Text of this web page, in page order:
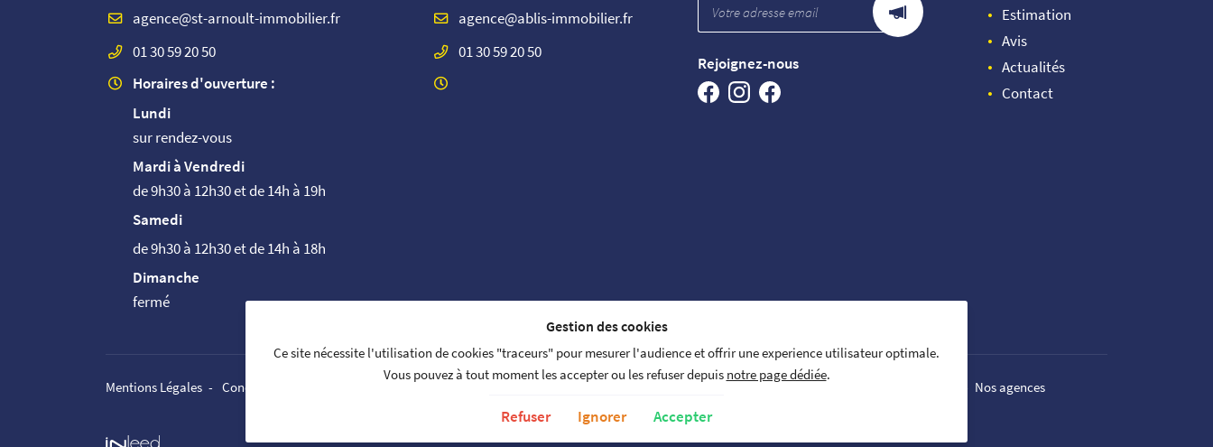
01 30 59 20 50
Horaires d'ouverture :
Lundi
sur rendez-vous
Mardi à Vendredi
de 9h30 à 12h30 et de 14h à 19h
Samedi
de 9h30 à 12h30 et de 14h à 18h
Dimanche
fermé
01 30 59 20 50
Rejoignez-nous
Estimation
Avis
Actualités
Contact
Mentions Légales Conditions générales d'utilisation Politique de confidentialité Gestion des cookies Nos agences
Gestion des cookies
Ce site nécessite l'utilisation de cookies "traceurs" pour mesurer l'audience et offrir une experience utilisateur optimale.
Vous pouvez à tout moment les accepter ou les refuser depuis notre page dédiée.
Refuser Ignorer Accepter